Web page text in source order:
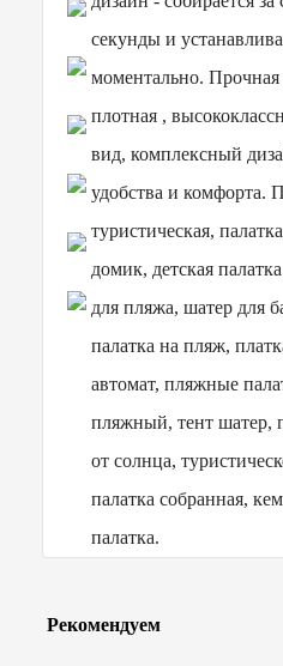
секунды и
моментально. Прочная
плотная ,
вид, комплексный
удобства и комфорта.
туристическая,
домик, детская
для пляжа, шатер для
палатка на пляж,
автомат, пляжные
пляжный, тент шатер,
от солнца,
палатка собранная,
палатка.
Рекомендуем